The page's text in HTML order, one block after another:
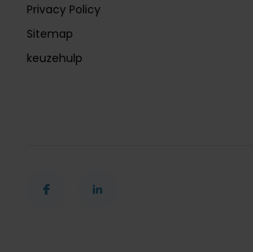
Privacy Policy
Sitemap
keuzehulp